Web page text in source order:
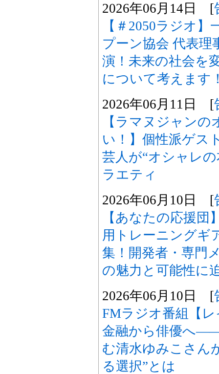
2026年06月14日 [
【＃2050ラジオ
プーン協会 代表理
演！未来の社会を
について考えます
2026年06月11日 [
【ラマヌジャン
い！】個性派ゲス
芸人が“オシャレ
ラエティ
2026年06月10日 [
【あなたの応援
用トレーニングギ
集！開発者・専門
の魅力と可能性に
2026年06月10日 [
FMラジオ番組【
金融から俳優へ
む清水ゆみこさん
る選択”とは